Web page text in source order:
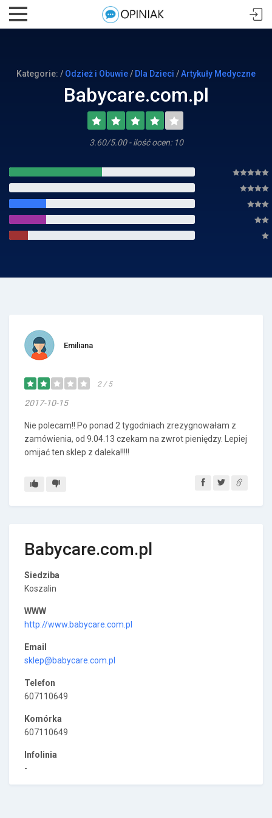
Kategorie: / Odzież i Obuwie/ Dla Dzieci /Artykuły Medyczne
Babycare.com.pl
3.60/5.00 - ilość ocen: 10
Emiliana
2 / 5
2017-10-15
Nie polecam!! Po ponad 2 tygodniach zrezygnowałam z
zamówienia, od 9.04.13 czekam na zwrot pieniędzy. Lepiej
omijać ten sklep z daleka!!!!!
Babycare.com.pl
Siedziba
Koszalin
WWW
http://www.babycare.com.pl
Email
sklep@babycare.com.pl
Telefon
607110649
Komórka
607110649
Infolinia
-